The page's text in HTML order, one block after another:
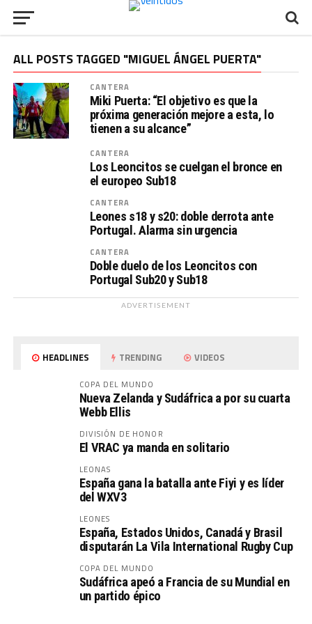
ALL POSTS TAGGED "MIGUEL ÁNGEL PUERTA"
CANTERA
Miki Puerta: “El objetivo es que la
próxima generación mejore a esta, lo
tienen a su alcance”
CANTERA
Los Leoncitos se cuelgan el bronce en
el europeo Sub18
CANTERA
Leones s18 y s20: doble derrota ante
Portugal. Alarma sin urgencia
CANTERA
Doble duelo de los Leoncitos con
Portugal Sub20 y Sub18
ADVERTISEMENT
HEADLINES TRENDING VIDEOS
COPA DEL MUNDO
Nueva Zelanda y Sudáfrica a por su cuarta
Webb Ellis
DIVISIÓN DE HONOR
El VRAC ya manda en solitario
LEONAS
España gana la batalla ante Fiyi y es líder
del WXV3
LEONES
España, Estados Unidos, Canadá y Brasil
disputarán La Vila International Rugby Cup
COPA DEL MUNDO
Sudáfrica apeó a Francia de su Mundial en
un partido épico